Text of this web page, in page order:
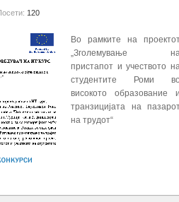
120
Во рамките на
„Зголемување
пристапот и учеството
студентите Роми
високото образование
транзицијата на
на трудот“